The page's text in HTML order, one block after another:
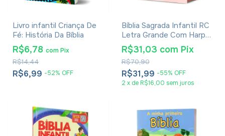
Livro infantil Criança De
Fé: História Da Bíblia
R$6,99 -52% OFF
R$14,44
R$6,78 comPix
Bíblia Sagrada Infantil RC
Letra Grande Com Harpa
Avivada E Corinhos Capa
Dura Pequena Leão
Aquarela
R$31,99 -55% OFF
R$70,90
R$31,03 com Pix
2 x de R$16,00 sem juros